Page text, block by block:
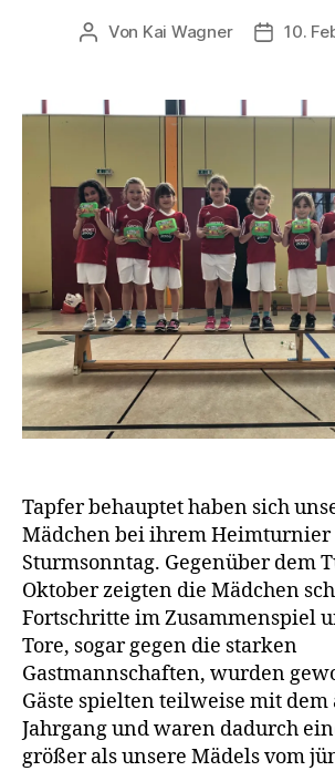
Beitragsautor
Von Kai Wagner 10.
Tapfer behauptet haben sich
Mädchen bei ihrem Heimturnier
Sturmsonntag. Gegenüber dem
Oktober zeigten die Mädchen
Fortschritte im Zusammenspiel
Tore, sogar gegen die starken
Gastmannschaften, wurden
Gäste spielten teilweise mit
Jahrgang und waren dadurch
größer als unsere Mädels vom